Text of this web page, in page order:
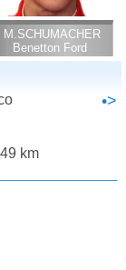
M.SCHUMACHER
Benetton Ford
Cosworth
•>
km